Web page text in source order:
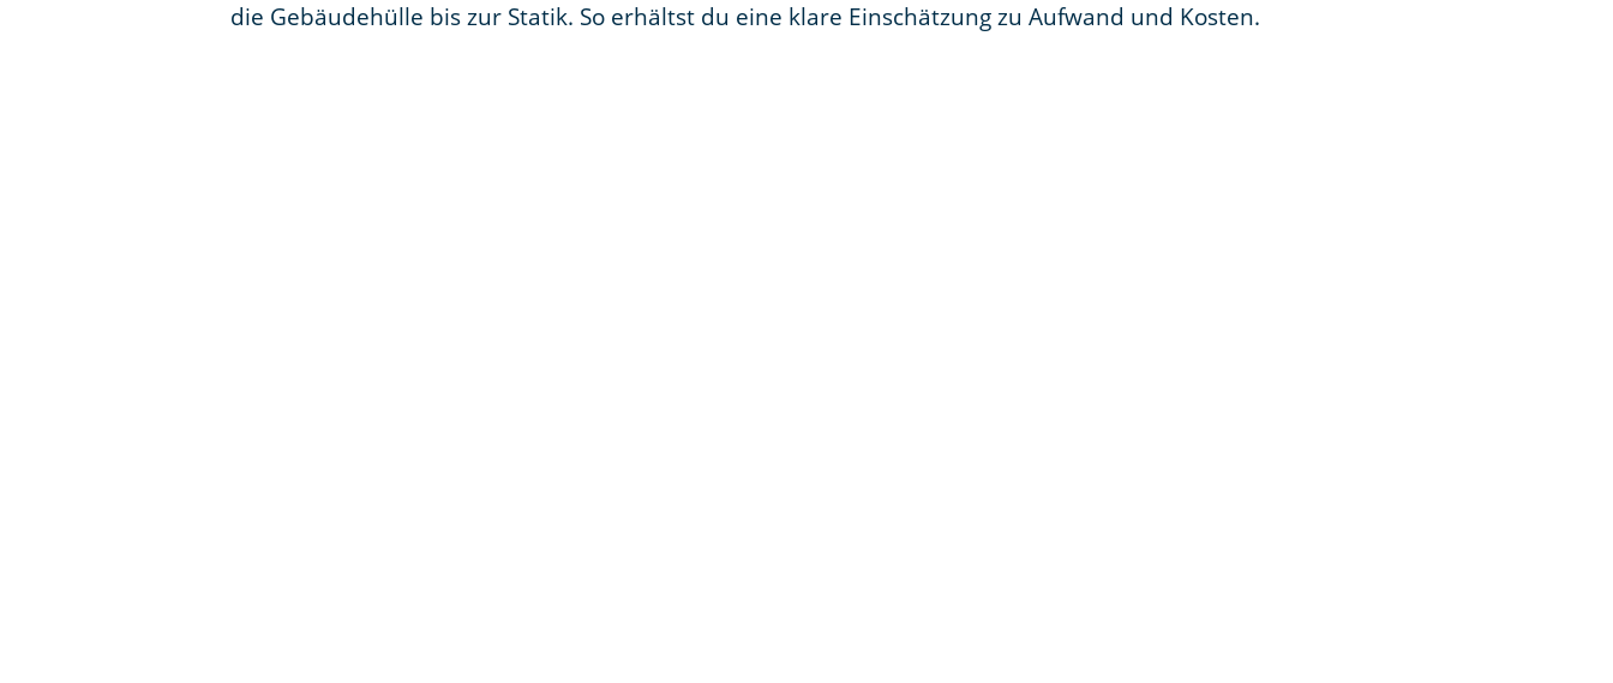
die Gebäudehülle bis zur Statik. So erhältst du eine klare Einschätzung zu Aufwand und Kosten.